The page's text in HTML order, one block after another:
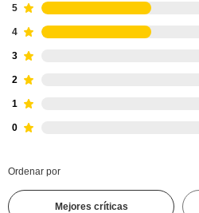
5
4
3
2
1
0
Ordenar por
Mejores críticas